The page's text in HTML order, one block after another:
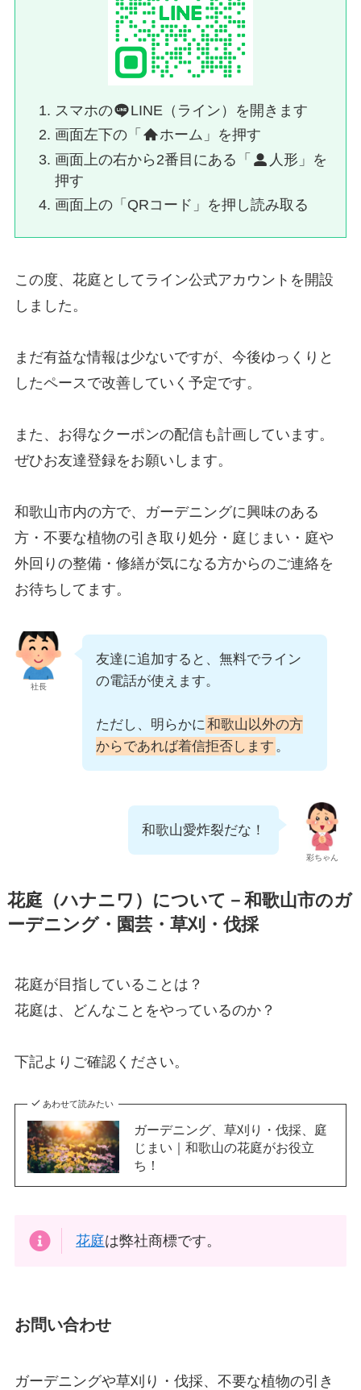
スマホの
LINE（ライン）を開きます
画面左下の「
ホーム」を押す
画面上の右から2番目にある「
人形」を
押す
画面上の「QRコード」を押し読み取る
この度、花庭としてライン公式アカウントを開設
しました。
まだ有益な情報は少ないですが、今後ゆっくりと
したペースで改善していく予定です。
また、お得なクーポンの配信も計画しています。
ぜひお友達登録をお願いします。
和歌山市内の方で、ガーデニングに興味のある
方・不要な植物の引き取り処分・庭じまい・庭や
外回りの整備・修繕が気になる方からのご連絡を
お待ちしてます。
社長
友達に追加すると、無料でライン
の電話が使えます。
ただし、明らかに 和歌山以外の方
からであれば着信拒否します 。
彩ちゃん
和歌山愛炸裂だな！
花庭（ハナニワ）について－和歌山市のガ
ーデニング・園芸・草刈・伐採
花庭が目指していることは？
花庭は、どんなことをやっているのか？
下記よりご確認ください。
あわせて読みたい
ガーデニング、草刈り・伐採、庭
じまい｜和歌山の花庭がお役立
ち！
花庭は弊社商標です。
お問い合わせ
ガーデニングや草刈り・伐採、不要な植物の引き